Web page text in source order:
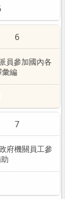
6
員參加國內各
彙編
7
府機關員工參